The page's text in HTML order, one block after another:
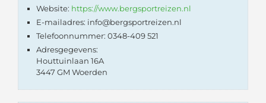
Website: https://www.bergsportreizen.nl
E-mailadres: info@bergsportreizen.nl
Telefoonnummer: 0348-409 521
Adresgegevens:
Houttuinlaan 16A
3447 GM Woerden